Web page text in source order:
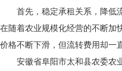
首先，稳定承租关系，降低流
在随着农业规模化经营的不断加
价格不断下滑，但流转费用却一
安徽省阜阳市太和县农委农业